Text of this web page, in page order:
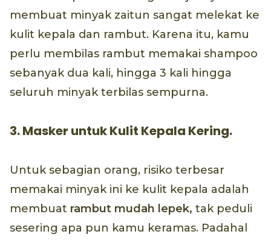
membuat minyak zaitun sangat melekat ke
kulit kepala dan rambut. Karena itu, kamu
perlu membilas rambut memakai shampoo
sebanyak dua kali, hingga 3 kali hingga
seluruh minyak terbilas sempurna.
3. Masker untuk Kulit Kepala Kering.
Untuk sebagian orang, risiko terbesar
memakai minyak ini ke kulit kepala adalah
membuat rambut mudah lepek, tak peduli
sesering apa pun kamu keramas. Padahal